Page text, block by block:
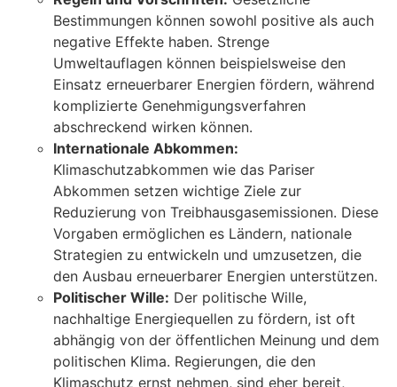
Bestimmungen können sowohl positive als auch
negative Effekte haben. Strenge
Umweltauflagen können beispielsweise den
Einsatz erneuerbarer Energien fördern, während
komplizierte Genehmigungsverfahren
abschreckend wirken können.
Internationale Abkommen:
Klimaschutzabkommen wie das Pariser
Abkommen setzen wichtige Ziele zur
Reduzierung von Treibhausgasemissionen. Diese
Vorgaben ermöglichen es Ländern, nationale
Strategien zu entwickeln und umzusetzen, die
den Ausbau erneuerbarer Energien unterstützen.
Politischer Wille: Der politische Wille,
nachhaltige Energiequellen zu fördern, ist oft
abhängig von der öffentlichen Meinung und dem
politischen Klima. Regierungen, die den
Klimaschutz ernst nehmen, sind eher bereit,